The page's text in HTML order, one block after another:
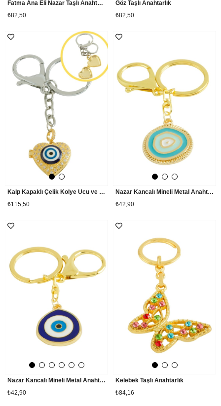
Fatma Ana Eli Nazar Taşlı Anahtarlık
₺82,50
Göz Taşlı Anahtarlık
₺82,50
Kalp Kapaklı Çelik Kolye Ucu ve Anahtarlık
₺115,50
Nazar Kancalı Mineli Metal Anahtarlık
₺42,90
Nazar Kancalı Mineli Metal Anahtarlık
₺42,90
Kelebek Taşlı Anahtarlık
₺84,16